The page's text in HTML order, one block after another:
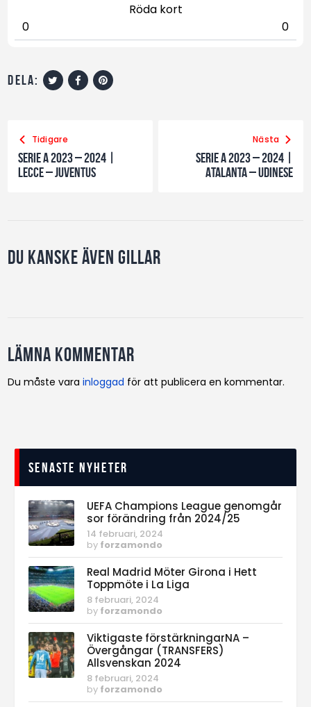
Röda kort
0
0
dela:
Tidigare
Serie A 2023 – 2024 |
Lecce – Juventus
Nästa
Serie A 2023 – 2024 |
Atalanta – Udinese
Du kanske även gillar
Lämna kommentar
Du måste varainloggad för att publicera en kommentar.
Senaste nyheter
UEFA Champions League genomgår
sor förändring från 2024/25
14 februari, 2024
by forzamondo
Real Madrid Möter Girona i Hett
Toppmöte i La Liga
8 februari, 2024
by forzamondo
Viktigaste förstärkningarNA –
Övergångar (TRANSFERS)
Allsvenskan 2024
8 februari, 2024
by forzamondo